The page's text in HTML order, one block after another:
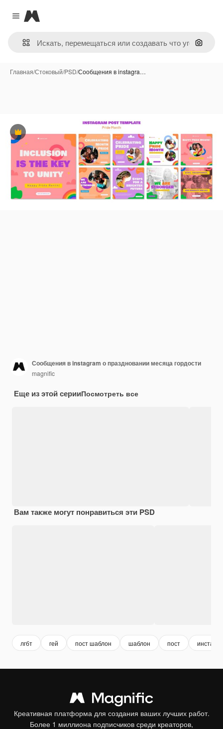
Close menu
Magnific
Поиск
Главная/Стоковый/PSD/Сообщения в instagra…
Премиум
Сообщения в instagram о праздновании месяца гордости
magnific
Еще из этой серииПосмотреть все
Вам также могут понравиться эти PSD
лгбт гей пост шаблон шаблон пост
Креативная платформа для создания ваших лучших работ.
Более 1 миллиона подписчиков среди креаторов,